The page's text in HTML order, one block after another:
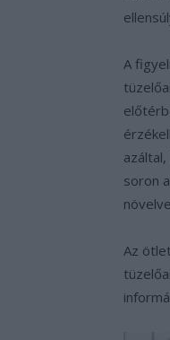
A
soron
Az